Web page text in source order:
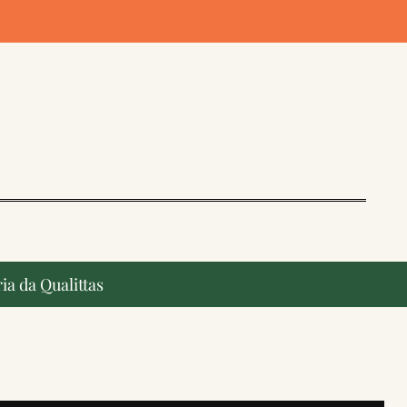
da Qualittasdestaque na imprensa